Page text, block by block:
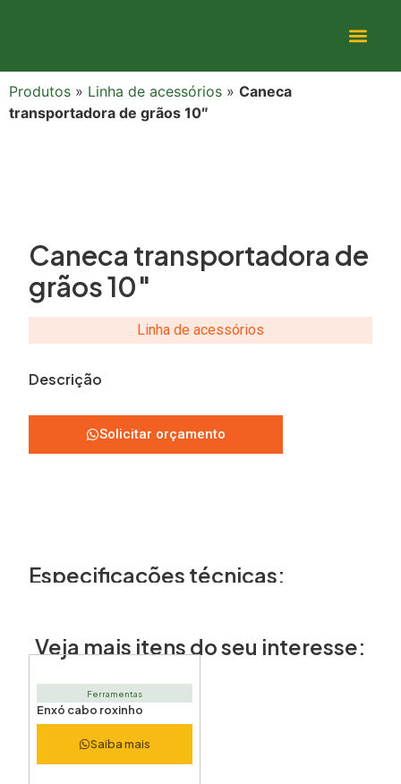
Produtos » Linha de acessórios » Caneca
transportadora de grãos 10″
Caneca transportadora de
grãos 10″
Linha de acessórios
Descrição
Solicitar orçamento
Especificações técnicas:
Veja mais itens do seu interesse:
Ferramentas
Enxó cabo roxinho
Saiba mais